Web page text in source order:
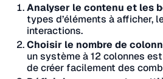
Analyser le contenu et les
types d’éléments à afficher,
interactions.
Choisir le nombre de
un système à 12 colonnes
de créer facilement des